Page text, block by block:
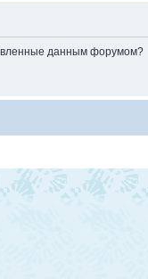
данным форумом?